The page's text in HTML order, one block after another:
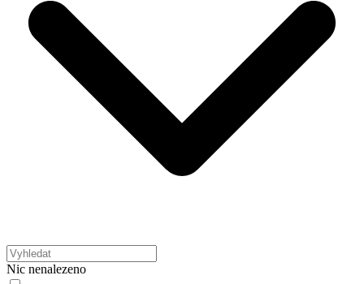
Nic nenalezeno